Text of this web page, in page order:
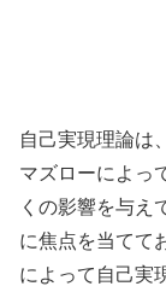
自己実現理論は
マズローによっ
くの影響を与え
に焦点を当てて
によって自己実